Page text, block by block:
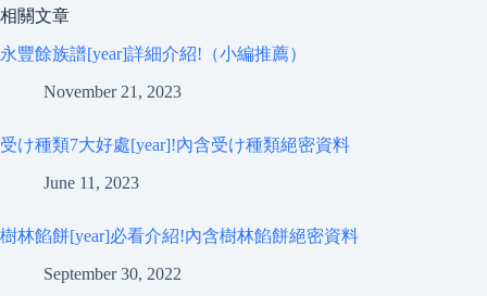
相關文章
永豐餘族譜[year]詳細介紹!（小編推薦）
November 21, 2023
受け種類7大好處[year]!內含受け種類絕密資料
June 11, 2023
樹林餡餅[year]必看介紹!內含樹林餡餅絕密資料
September 30, 2022